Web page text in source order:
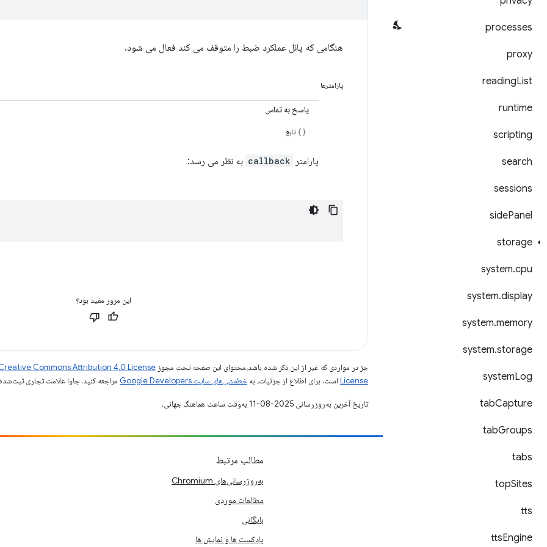
processes
proxy
readingList
runtime
scripting
search
sessions
sidePanel
storage
system.cpu
system.display
system.memory
system.storage
systemLog
tabCapture
tabGroups
tabs
topSites
tts
ttsEngine
هنگامی که پانل عملکرد ضبط را متوقف می کند فعال می شود.
پارامترها
پاسخ به تماس
تابع
پارامتر callback به نظر می رسد:
این مرور مفید بود؟
جز در مواردی که غیر از این ذکر شده باشد،‌محتوای این صفحه تحت مجوز Commons Attribution 4.0 License
License است. برای اطلاع از جزئیات، به خطمشی‌های سایت Google Developers‏ مراجعه کنید. جاوا علامت تجاری ثبت‌شده Oracle و/یا شرکت‌های وابسته به آن است.
تاریخ آخرین به‌روزرسانی 2025-08-11 به‌وقت ساعت هماهنگ جهانی.
مشارکت
یک اشکال را ثبت کنید
مطالب مرتبط
به‌روزرسانی‌های Chromium
مطالعات موردی
بایگانی
پادکست ها و نمایش ها